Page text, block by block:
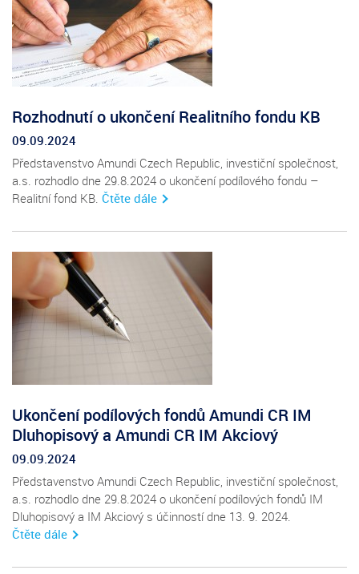
Rozhodnutí o ukončení Realitního fondu KB
09.09.2024
Představenstvo Amundi Czech Republic, investiční společnost,
a.s. rozhodlo dne 29.8.2024 o ukončení podílového fondu –
Realitní fond KB. Čtěte dále
Ukončení podílových fondů Amundi CR IM
Dluhopisový a Amundi CR IM Akciový
09.09.2024
Představenstvo Amundi Czech Republic, investiční společnost,
a.s. rozhodlo dne 29.8.2024 o ukončení podílových fondů IM
Dluhopisový a IM Akciový s účinností dne 13. 9. 2024.
Čtěte dále